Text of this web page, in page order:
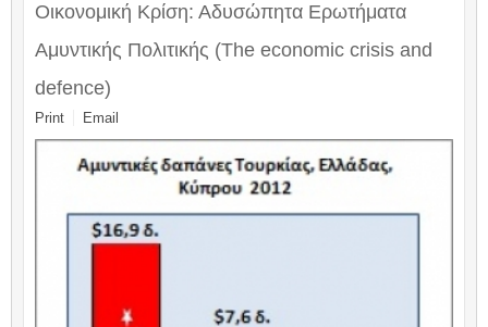
Οικονομική Κρίση: Αδυσώπητα Ερωτήματα
Αμυντικής Πολιτικής (The economic crisis and
defence)
Print Email